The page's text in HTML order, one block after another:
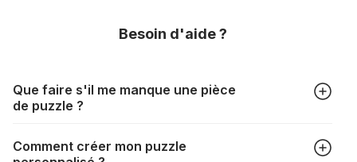
Besoin d'aide ?
Que faire s'il me manque une pièce
de puzzle ?
grand soin, mais il peut quand même arriver qu'il vous
Comment créer mon puzzle